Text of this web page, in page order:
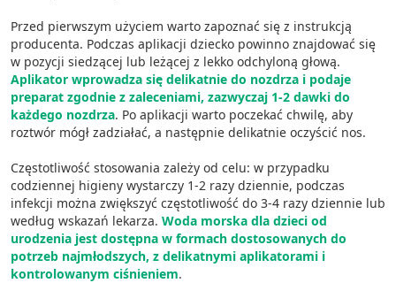
Przed pierwszym użyciem warto zapoznać się z instrukcją
producenta. Podczas aplikacji dziecko powinno znajdować się
w pozycji siedzącej lub leżącej z lekko odchyloną głową.
Aplikator wprowadza się delikatnie do nozdrza i podaje
preparat zgodnie z zaleceniami, zazwyczaj 1-2 dawki do
każdego nozdrza. Po aplikacji warto poczekać chwilę, aby
roztwór mógł zadziałać, a następnie delikatnie oczyścić nos.
Częstotliwość stosowania zależy od celu: w przypadku
codziennej higieny wystarczy 1-2 razy dziennie, podczas
infekcji można zwiększyć częstotliwość do 3-4 razy dziennie lub
według wskazań lekarza. Woda morska dla dzieci od
urodzenia jest dostępna w formach dostosowanych do
potrzeb najmłodszych, z delikatnymi aplikatorami i
kontrolowanym ciśnieniem.